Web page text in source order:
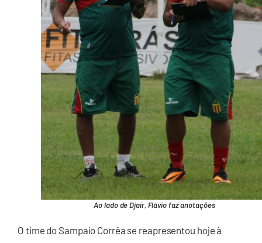
Ao lado de Djair, Flávio faz anotações
O time do Sampaio Corrêa se reapresentou hoje à